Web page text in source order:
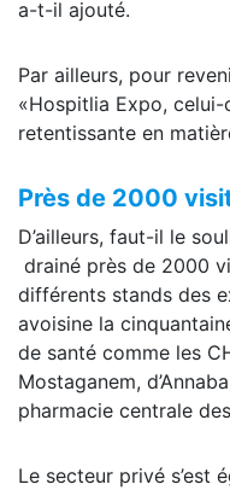
a-t-il ajouté.
Par ailleurs, pour
«Hospitlia Expo,
retentissante en
Près de 2000
D’ailleurs, faut-il le
drainé près de 2000
différents stands des
avoisine la
de santé comme les
Mostaganem,
pharmacie centrale
Le secteur privé s’est